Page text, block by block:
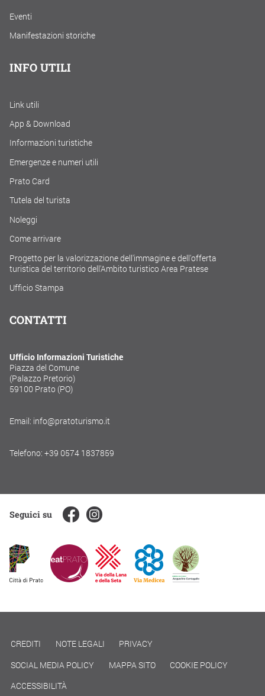
Eventi
Manifestazioni storiche
INFO UTILI
Link utili
App & Download
Informazioni turistiche
Emergenze e numeri utili
Prato Card
Tutela del turista
Noleggi
Come arrivare
Progetto per la valorizzazione dell'immagine e dell'offerta
turistica del territorio dell'Ambito turistico Area Pratese
Ufficio Stampa
CONTATTI
Ufficio Informazioni Turistiche
Piazza del Comune
(Palazzo Pretorio)
59100 Prato (PO)
Email: info@pratoturismo.it
Telefono: +39 0574 1837859
Seguici su
CREDITI NOTE LEGALI
PRIVACY
SOCIAL MEDIA POLICY
MAPPA SITO
COOKIE POLICY
ACCESSIBILITÀ